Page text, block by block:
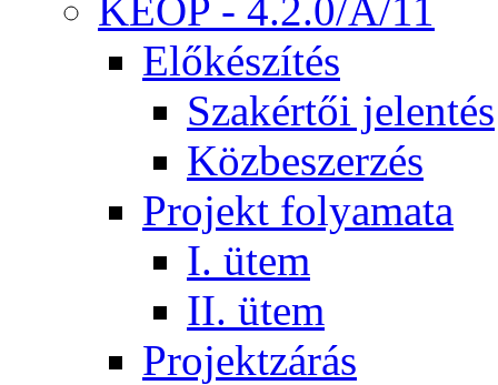
KEOP - 4.2.0/A/11
Előkészítés
Szakértői jelentés
Közbeszerzés
Projekt folyamata
I. ütem
II. ütem
Projektzárás